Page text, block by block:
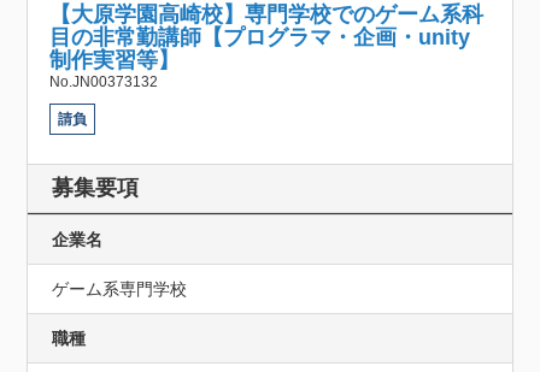
【大原学園高崎校】専門学校でのゲーム系科
目の非常勤講師【プログラマ・企画・unity
制作実習等】
No.JN00373132
請負
募集要項
企業名
ゲーム系専門学校
職種